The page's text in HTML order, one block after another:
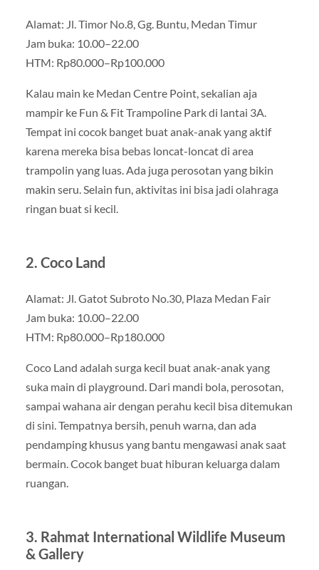
Alamat: Jl. Timor No.8, Gg. Buntu, Medan Timur
Jam buka: 10.00–22.00
HTM: Rp80.000–Rp100.000
Kalau main ke Medan Centre Point, sekalian aja
mampir ke Fun & Fit Trampoline Park di lantai 3A.
Tempat ini cocok banget buat anak-anak yang aktif
karena mereka bisa bebas loncat-loncat di area
trampolin yang luas. Ada juga perosotan yang bikin
makin seru. Selain fun, aktivitas ini bisa jadi olahraga
ringan buat si kecil.
2. Coco Land
Alamat: Jl. Gatot Subroto No.30, Plaza Medan Fair
Jam buka: 10.00–22.00
HTM: Rp80.000–Rp180.000
Coco Land adalah surga kecil buat anak-anak yang
suka main di playground. Dari mandi bola, perosotan,
sampai wahana air dengan perahu kecil bisa ditemukan
di sini. Tempatnya bersih, penuh warna, dan ada
pendamping khusus yang bantu mengawasi anak saat
bermain. Cocok banget buat hiburan keluarga dalam
ruangan.
3. Rahmat International Wildlife Museum
& Gallery